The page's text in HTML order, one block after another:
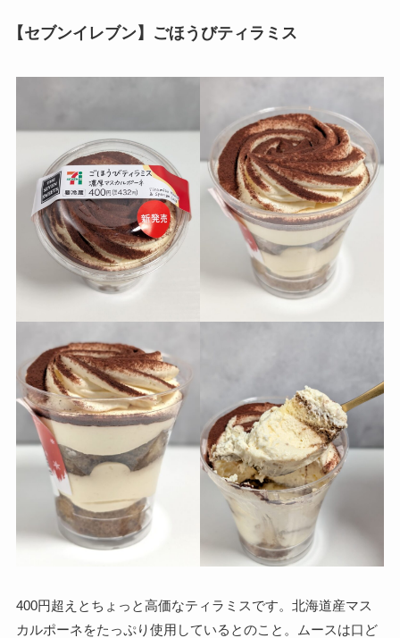
【セブンイレブン】ごほうびティラミス
400円超えとちょっと高価なティラミスです。北海道産マス
カルポーネをたっぷり使用しているとのこと。ムースは口ど